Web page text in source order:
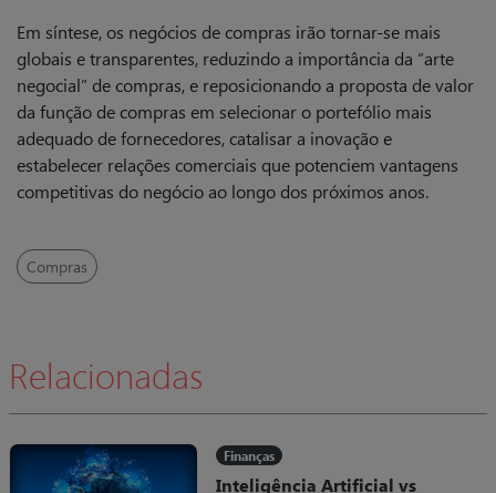
Em síntese, os negócios de compras irão tornar-se mais
globais e transparentes, reduzindo a importância da “arte
negocial” de compras, e reposicionando a proposta de valor
da função de compras em selecionar o portefólio mais
adequado de fornecedores, catalisar a inovação e
estabelecer relações comerciais que potenciem vantagens
competitivas do negócio ao longo dos próximos anos.
Compras
Relacionadas
Finanças
Inteligência Artificial vs